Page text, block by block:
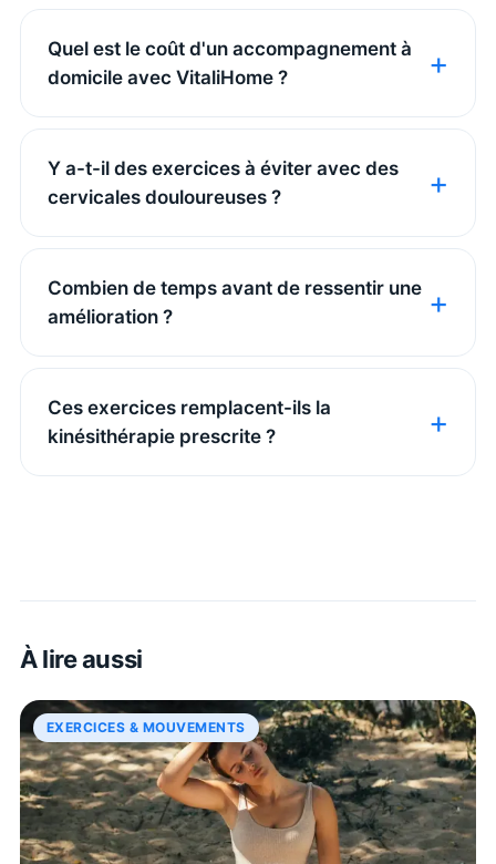
Quel est le coût d'un accompagnement à
domicile avec VitaliHome ?
Y a-t-il des exercices à éviter avec des
cervicales douloureuses ?
Combien de temps avant de ressentir une
amélioration ?
Ces exercices remplacent-ils la
kinésithérapie prescrite ?
À lire aussi
EXERCICES & MOUVEMENTS